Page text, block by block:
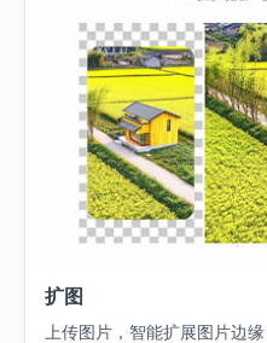
扩图
上传图片，智能扩展图片边